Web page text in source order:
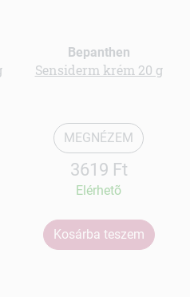
Bepanthen
Sensiderm krém 20 g
MEGNÉZEM
3619 Ft
Elérhetõ
Kosárba teszem